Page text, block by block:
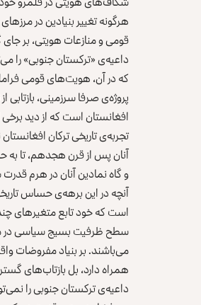
هرگونه تغییر بنیادین در
قومی و منازعات هویتی، بر
داعیه‌ی «ترکستان جنوبی» را
که در آن، هویت‌های قومی
پروژه‌ی صرفا سرزمینی،
افغانستان است که از دید برخی
تجربه‌ی تاریخی ترکان
آنان پس از قرن هجدهم، تا
و گاه نمادین آنان در هرم
آنچه در این برهه‌ی حساس
است که خود تابع متغیرهای
سطح ظرفیت بسیج سیاسی در
می‌باشند. بر بنیاد مفروضات
همراه دارد، بل بازتاب‌های
داعیه‌ی ترکستان جنوبی را